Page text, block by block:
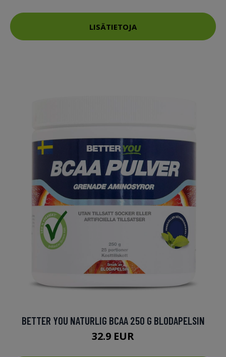
LISÄTIETOJA
BETTER YOU NATURLIG BCAA 250 G BLODAPELSIN
32.9 EUR